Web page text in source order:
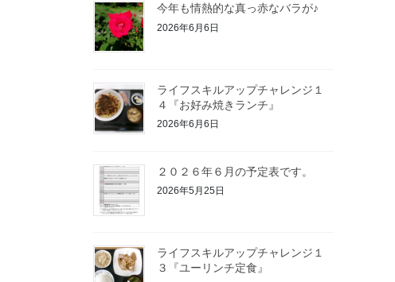
今年も情熱的な真っ赤なバラが♪
2026年6月6日
ライフスキルアップチャレンジ１
４『お好み焼きランチ』
2026年6月6日
２０２６年６月の予定表です。
2026年5月25日
ライフスキルアップチャレンジ１
３『ユーリンチ定食』